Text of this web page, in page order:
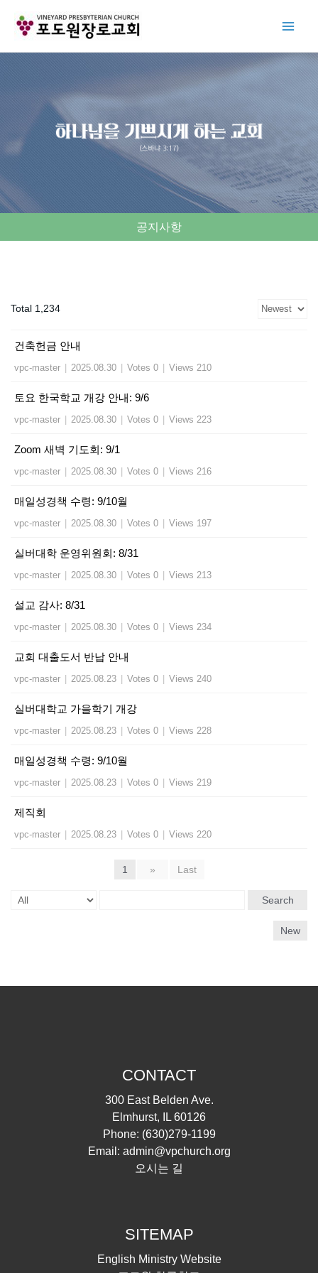
공지사항
Total 1,234
건축헌금 안내
vpc-master | 2025.08.30 | Votes 0 | Views 210
토요 한국학교 개강 안내: 9/6
vpc-master | 2025.08.30 | Votes 0 | Views 223
Zoom 새벽 기도회: 9/1
vpc-master | 2025.08.30 | Votes 0 | Views 216
매일성경책 수령: 9/10월
vpc-master | 2025.08.30 | Votes 0 | Views 197
실버대학 운영위원회: 8/31
vpc-master | 2025.08.30 | Votes 0 | Views 213
설교 감사: 8/31
vpc-master | 2025.08.30 | Votes 0 | Views 234
교회 대출도서 반납 안내
vpc-master | 2025.08.23 | Votes 0 | Views 240
실버대학교 가을학기 개강
vpc-master | 2025.08.23 | Votes 0 | Views 228
매일성경책 수령: 9/10월
vpc-master | 2025.08.23 | Votes 0 | Views 219
제직회
vpc-master | 2025.08.23 | Votes 0 | Views 220
1 » Last
Search
New
CONTACT
300 East Belden Ave.
Elmhurst, IL 60126
Phone: (630)279-1199
Email: admin@vpchurch.org
오시는 길
SITEMAP
English Ministry Website